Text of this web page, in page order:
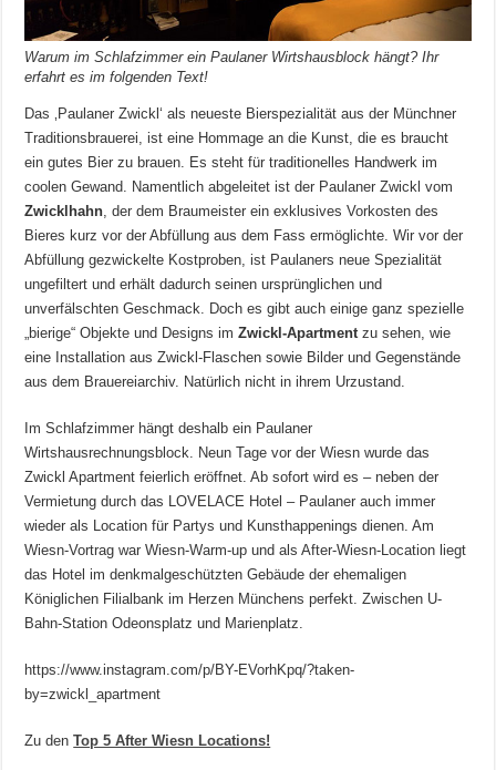
Warum im Schlafzimmer ein Paulaner Wirtshausblock hängt? Ihr
erfahrt es im folgenden Text!
Das ‚Paulaner Zwickl‘ als neueste Bierspezialität aus der Münchner
Traditionsbrauerei, ist eine Hommage an die Kunst, die es braucht
ein gutes Bier zu brauen. Es steht für traditionelles Handwerk im
coolen Gewand. Namentlich abgeleitet ist der Paulaner Zwickl vom
Zwicklhahn, der dem Braumeister ein exklusives Vorkosten des
Bieres kurz vor der Abfüllung aus dem Fass ermöglichte. Wir vor der
Abfüllung gezwickelte Kostproben, ist Paulaners neue Spezialität
ungefiltert und erhält dadurch seinen ursprünglichen und
unverfälschten Geschmack. Doch es gibt auch einige ganz spezielle
„bierige“ Objekte und Designs imZwickl-Apartmentzu sehen, wie
eine Installation aus Zwickl-Flaschen sowie Bilder und Gegenstände
aus dem Brauereiarchiv. Natürlich nicht in ihrem Urzustand.
Im Schlafzimmer hängt deshalb ein Paulaner
Wirtshausrechnungsblock. Neun Tage vor der Wiesn wurde das
Zwickl Apartment feierlich eröffnet. Ab sofort wird es – neben der
Vermietung durch das LOVELACE Hotel – Paulaner auch immer
wieder als Location für Partys und Kunsthappenings dienen. Am
Wiesn-Vortrag war Wiesn-Warm-up und als After-Wiesn-Location liegt
das Hotel im denkmalgeschützten Gebäude der ehemaligen
Königlichen Filialbank im Herzen Münchens perfekt. Zwischen U-
Bahn-Station Odeonsplatz und Marienplatz.
https://www.instagram.com/p/BY-EVorhKpq/?taken-
by=zwickl_apartment
Zu denTop 5 After Wiesn Locations!